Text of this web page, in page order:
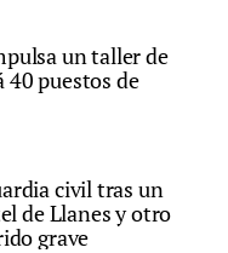
un taller de
40 puestos de
civil tras un
de Llanes y otro
grave